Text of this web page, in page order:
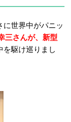
に世界中がパニッ
三さんが、新型
駆け巡りまし